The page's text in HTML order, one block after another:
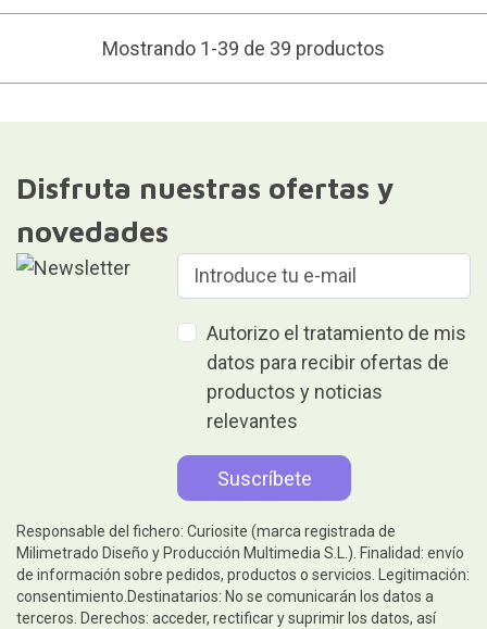
Mostrando 1-39 de 39 productos
Disfruta nuestras ofertas y
novedades
Autorizo el tratamiento de mis
datos para recibir ofertas de
productos y noticias
relevantes
Responsable del fichero: Curiosite (marca registrada de
Milimetrado Diseño y Producción Multimedia S.L.). Finalidad: envío
de información sobre pedidos, productos o servicios. Legitimación:
consentimiento.Destinatarios: No se comunicarán los datos a
terceros. Derechos: acceder, rectificar y suprimir los datos, así